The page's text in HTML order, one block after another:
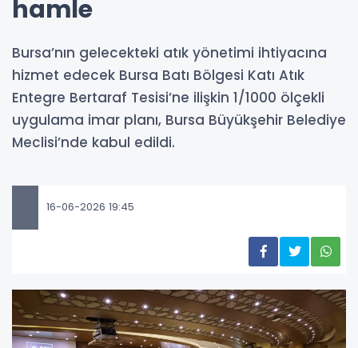
hamle
Bursa’nın gelecekteki atık yönetimi ihtiyacına
hizmet edecek Bursa Batı Bölgesi Katı Atık
Entegre Bertaraf Tesisi’ne ilişkin 1/1000 ölçekli
uygulama imar planı, Bursa Büyükşehir Belediye
Meclisi’nde kabul edildi.
16-06-2026 19:45